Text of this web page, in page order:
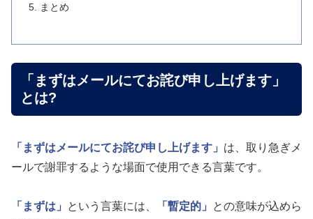
まとめ
「まずはメールにてお詫び申し上げます」
とは?
「まずはメールにてお詫び申し上げます」 は、取り急ぎメ
ールで謝罪するような場面で使用できる言葉です。
「まずは」 という言葉には、 「暫定的」
との意味が込めら